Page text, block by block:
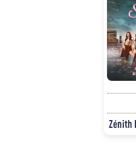
Zénith